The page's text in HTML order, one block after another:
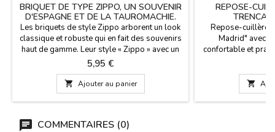
BRIQUET DE TYPE ZIPPO, UN SOUVENIR
D'ESPAGNE ET DE LA TAUROMACHIE.
Les briquets de style Zippo arborent un look
classique et robuste qui en fait des souvenirs
haut de gamme. Leur style « Zippo » avec un
gaufrage métallique évoque la qualité et la
durabilité, des qualités très appréciées des
collectionneurs. Dimensions : 5,5 cm x 4 cm
Trois modèles emblématiques au choix :
Modèle « Madrid Monumentale » : Un
Prix
5,95 €
 Ajouter au panier
REPOSE-
Repose-cuillère
Madrid" avec
confortable et
la céramique.

COMMENTAIRES (0)